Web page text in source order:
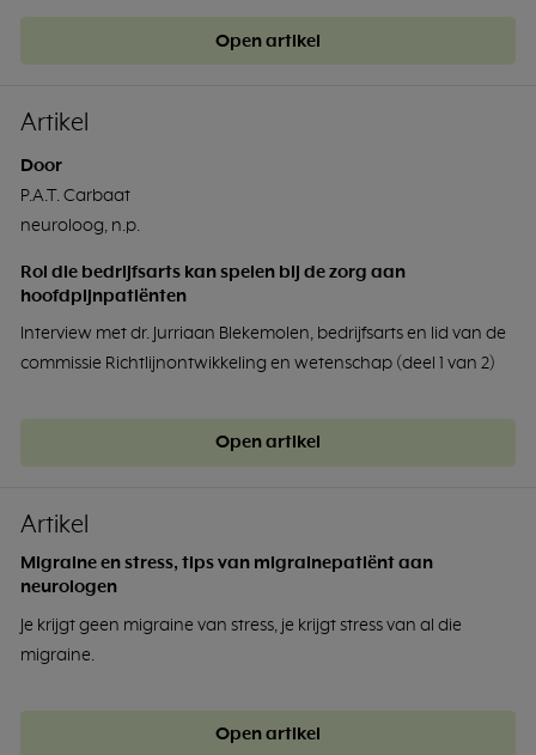
Open artikel
Artikel
Door
P.A.T. Carbaat
neuroloog, n.p.
Rol die bedrijfsarts kan spelen bij de zorg aan
hoofdpijnpatiënten
Interview met dr. Jurriaan Blekemolen, bedrijfsarts en lid van de
commissie Richtlijnontwikkeling en wetenschap (deel 1 van 2)
Open artikel
Artikel
Migraine en stress, tips van migrainepatiënt aan
neurologen
Je krijgt geen migraine van stress, je krijgt stress van al die
migraine.
Open artikel